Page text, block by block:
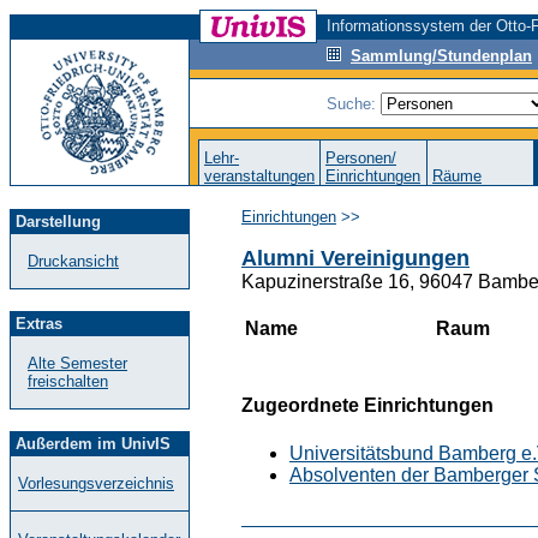
Informationssystem der
Sammlung/Stundenplan
Suche:
Lehr-
veranstaltungen
Personen/
Einrichtungen
Räume
Darstellung
Druckansicht
Extras
Alte Semester
freischalten
Außerdem im UnivIS
Vorlesungsverzeichnis
Einrichtungen >>
Alumni Vereinigungen
Kapuzinerstraße 16, 96047
Name Raum
Zugeordnete Einrichtungen
Universitätsbund Bamberg
Absolventen der Bamberger